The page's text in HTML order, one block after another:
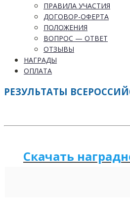
ПРАВИЛА УЧАСТИЯ
ДОГОВОР-ОФЕРТА
ПОЛОЖЕНИЯ
ВОПРОС — ОТВЕТ
ОТЗЫВЫ
НАГРАДЫ
ОПЛАТА
РЕЗУЛЬТАТЫ
Скачать